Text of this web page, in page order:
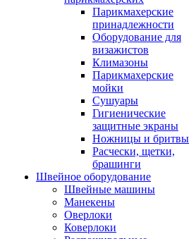
Парикмахерские
принадлежности
Оборудование для
визажистов
Климазоны
Парикмахерские
мойки
Сушуары
Гигиенические
защитные экраны
Ножницы и бритвы
Расчески, щетки,
брашинги
Швейное оборудование
Швейные машины
Манекены
Оверлоки
Коверлоки